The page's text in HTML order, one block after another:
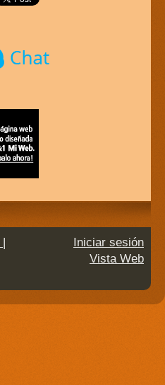
|
Iniciar sesión
Vista Web